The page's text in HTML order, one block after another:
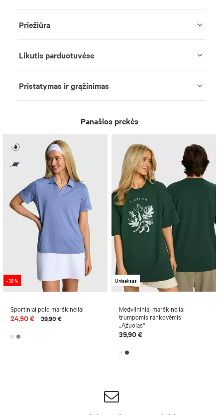
Priežiūra
Likutis parduotuvėse
Pristatymas ir grąžinimas
Panašios prekės
-38 %
Sportiniai polo marškinėliai
24,90 € 39,90 €
Uniseksas
Medvilniniai marškinėliai
trumpomis rankovėmis
„Ąžuolas“
39,90 €